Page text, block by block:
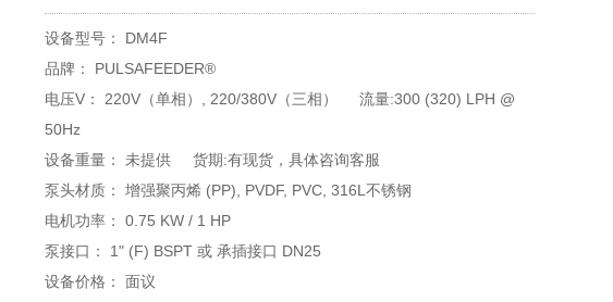
设备型号： DM4F
品牌：
电压V： 220V（单相）, 220/380V（三相） 流量:300 (320) LPH @
50Hz
设备重量： 未提供 货期:有现货，具体咨询客服
泵头材质： 增强聚丙烯 (PP), PVDF, PVC, 316L不锈钢
电机功率： 0.75 KW / 1 HP
泵接口： 1" (F) BSPT 或 承插接口 DN25
设备价格： 面议